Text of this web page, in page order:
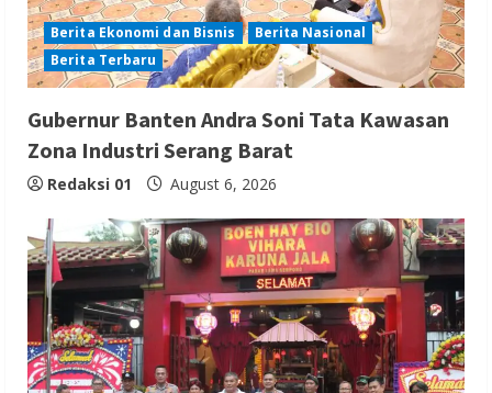
Berita Ekonomi dan Bisnis
Berita Nasional
Berita Terbaru
Gubernur Banten Andra Soni Tata Kawasan
Zona Industri Serang Barat
Redaksi 01 August 6, 2026